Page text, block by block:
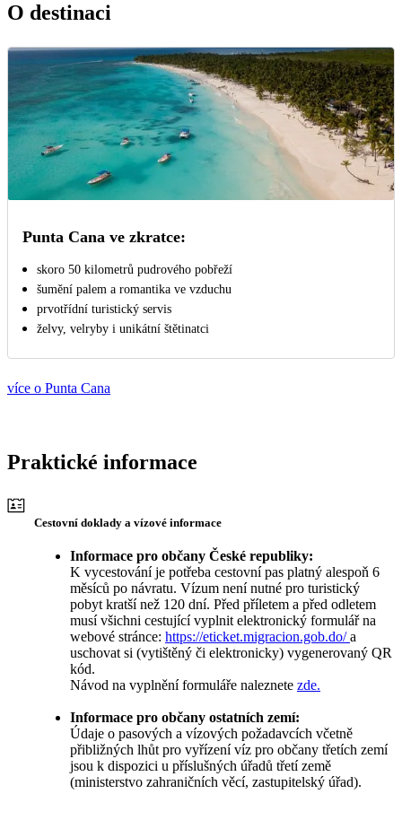
O destinaci
Punta Cana ve zkratce:
skoro 50 kilometrů pudrového pobřeží
šumění palem a romantika ve vzduchu
prvotřídní turistický servis
želvy, velryby i unikátní štětinatci
více o Punta Cana
Praktické informace
Cestovní doklady a vízové informace
Informace pro občany České republiky:
K vycestování je potřeba cestovní pas platný alespoň 6
měsíců po návratu. Vízum není nutné pro turistický
pobyt kratší než 120 dní. Před příletem a před odletem
musí všichni cestující vyplnit elektronický formulář na
webové stránce: https://eticket.migracion.gob.do/a
uschovat si (vytištěný či elektronicky) vygenerovaný QR
kód.
Návod na vyplnění formuláře naleznete zde.
Informace pro občany ostatních zemí:
Údaje o pasových a vízových požadavcích včetně
přibližných lhůt pro vyřízení víz pro občany třetích zemí
jsou k dispozici u příslušných úřadů třetí země
(ministerstvo zahraničních věcí, zastupitelský úřad).